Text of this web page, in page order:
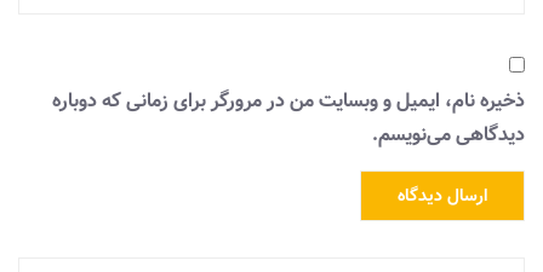
ذخیره نام، ایمیل و وبسایت من در مرورگر برای زمانی که دوباره
دیدگاهی می‌نویسم.